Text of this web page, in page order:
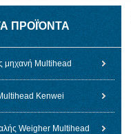
ΠΡΟΪΌΝΤΑ
μηχανή Multihead
Kenwei
Weigher Multihead